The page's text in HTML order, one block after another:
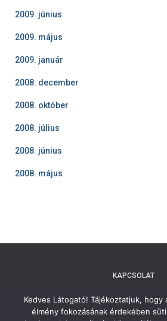
2009. június
2009. május
2009. január
2008. december
2008. október
2008. július
2008. június
2008. május
KAPCSOLAT
TÁJÉKOZTATÓ A SZEMÉLYES ADATOK
NYILATKOZAT
Kedves Látogató! Tájékoztatjuk, hogy
élmény fokozásának érdekében